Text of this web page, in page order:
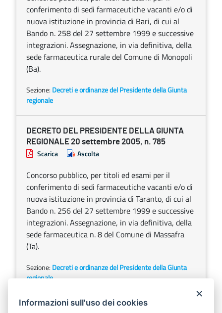
conferimento di sedi farmaceutiche vacanti e/o di
nuova istituzione in provincia di Bari, di cui al
Bando n. 258 del 27 settembre 1999 e successive
integrazioni. Assegnazione, in via definitiva, della
sede farmaceutica rurale del Comune di Monopoli
(Ba).
Sezione: Decreti e ordinanze del Presidente della Giunta
regionale
DECRETO DEL PRESIDENTE DELLA GIUNTA
REGIONALE 20 settembre 2005, n. 785
Scarica Ascolta
Concorso pubblico, per titoli ed esami per il
conferimento di sedi farmaceutiche vacanti e/o di
nuova istituzione in provincia di Taranto, di cui al
Bando n. 256 del 27 settembre 1999 e successive
integrazioni. Assegnazione, in via definitiva, della
sede farmaceutica n. 8 del Comune di Massafra
(Ta).
Sezione: Decreti e ordinanze del Presidente della Giunta
regionale
DELIBERAZIONE DELLA GIUNTA REGIONALE
×
Informazioni sull'uso dei cookies